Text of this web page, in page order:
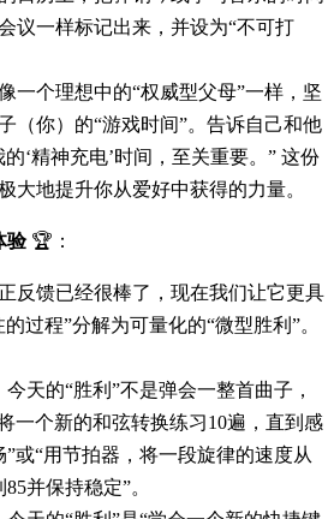
议一样标记出来，并设为“不可打
一个理想中的“权威型父母”一样，坚
（你）的“游戏时间”。告诉自己和他
的‘精神充电’时间，至关重要。” 这份
大地提升你从爱好中获得的力量。
验🏆：
正反馈已经很棒了，现在我们让它更具
过程”分解为可量化的“微型胜利”。
今天的“胜利”不是弹会一整首曲子，
一个新的和弦转换练习10遍，直到感
”或“用节拍器，将一段旋律的速度从
85并保持稳定”。